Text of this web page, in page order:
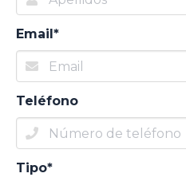
Email*
Teléfono
Tipo*